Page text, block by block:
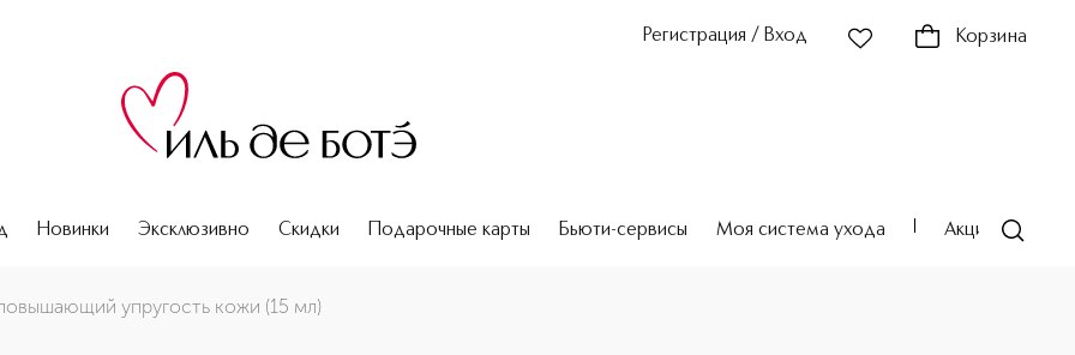
Регистрация / Вход Корзина
Новинки Эксклюзивно Скидки Подарочные карты Бьюти-сервисы Моя система ухода Акции
упругость кожи (15 мл)упругость кожи (15 мл)